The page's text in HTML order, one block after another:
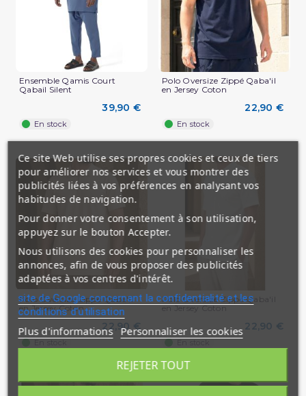
(2 avis)
Ensemble Qamis Court
Qabail Silent
39,90 €
En stock
Polo Oversize Zippé Qaba'il
en Jersey Coton
22,90 €
En stock
Polo Oversize Zippé Qaba'il
en Jersey Coton
22,90 €
Polo Oversize Zippé Qaba'il
en Jersey Coton
22,90 €
Ce site Web utilise ses propres cookies et ceux de tiers
pour améliorer nos services et vous montrer des
publicités liées à vos préférences en analysant vos
habitudes de navigation.
Pour donner votre consentement à son utilisation,
appuyez sur le bouton Accepter.
Nous utilisons des cookies pour personnaliser les
annonces, afin de vous proposer des publicités
adaptées à vos centres d'intérêt.
site de Google concernant la confidentialité et les
conditions d'utilisation
Plus d'informations Personnaliser les cookies
REJETER TOUT